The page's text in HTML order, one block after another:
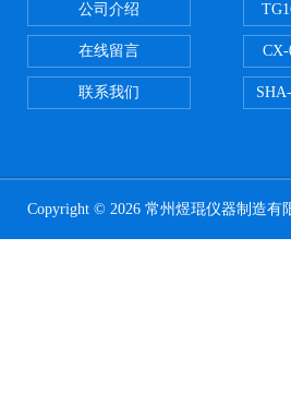
公司介绍
在线留言
联系我们
Copyright © 2026 常州煜琨仪器制造有